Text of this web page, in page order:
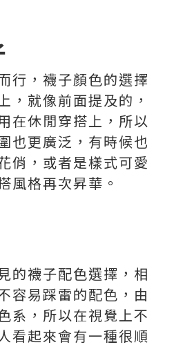
行，襪子顏色的選擇
，就像前面提及的，
在休閒穿搭上，所以
也更廣泛，有時候也
俏，或者是樣式可愛
風格再次昇華。
的襪子配色選擇，相
容易踩雷的配色，由
系，所以在視覺上不
看起來會有一種很順